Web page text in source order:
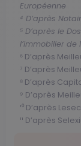
Européenne
⁴ D’après
⁵ D’après le
l’immobilier de
⁶ D’après
⁷ D’après
⁸ D’après
⁹ D’après
¹⁰ D’après
¹¹ D’après